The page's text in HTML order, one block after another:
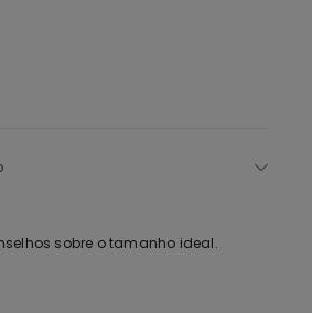
sobre o tamanho ideal.